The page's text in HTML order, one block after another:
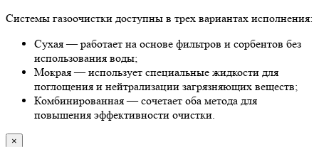
Системы газоочистки доступны в трех вариантах исполнения:
Сухая — работает на основе фильтров и сорбентов без
использования воды;
Мокрая — использует специальные жидкости для
поглощения и нейтрализации загрязняющих веществ;
Комбинированная — сочетает оба метода для
повышения эффективности очистки.
×